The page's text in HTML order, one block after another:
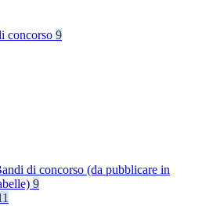
concorso 9
di concorso (da pubblicare in
9